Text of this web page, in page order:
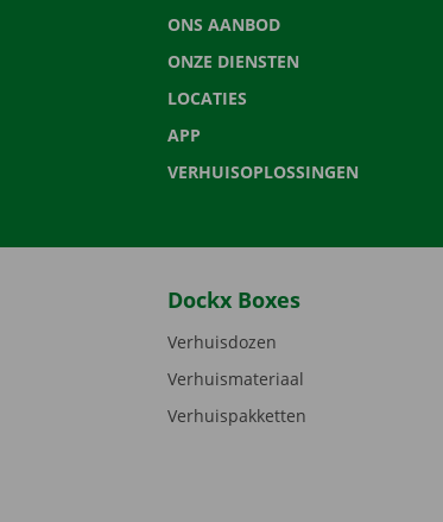
ONS AANBOD
ONZE DIENSTEN
LOCATIES
APP
VERHUISOPLOSSINGEN
Dockx Boxes
Verhuisdozen
Verhuismateriaal
Verhuispakketten